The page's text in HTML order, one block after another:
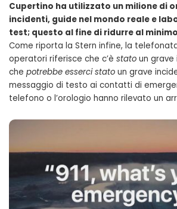
Cupertino ha utilizzato un milione di
incidenti, guide nel mondo reale e
test; questo al fine di ridurre al
Come riporta la Stern infine, la
operatori riferisce che c’è stato un grave
che potrebbe esserci stato un grave
messaggio di testo ai contatti di
telefono o l’orologio hanno rilevato un